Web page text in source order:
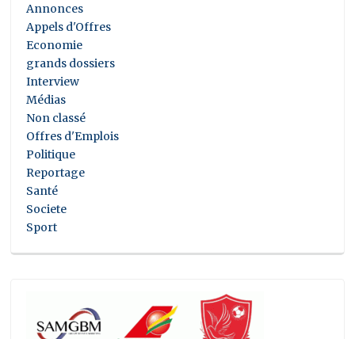
Annonces
Appels d'Offres
Economie
grands dossiers
Interview
Médias
Non classé
Offres d'Emplois
Politique
Reportage
Santé
Societe
Sport